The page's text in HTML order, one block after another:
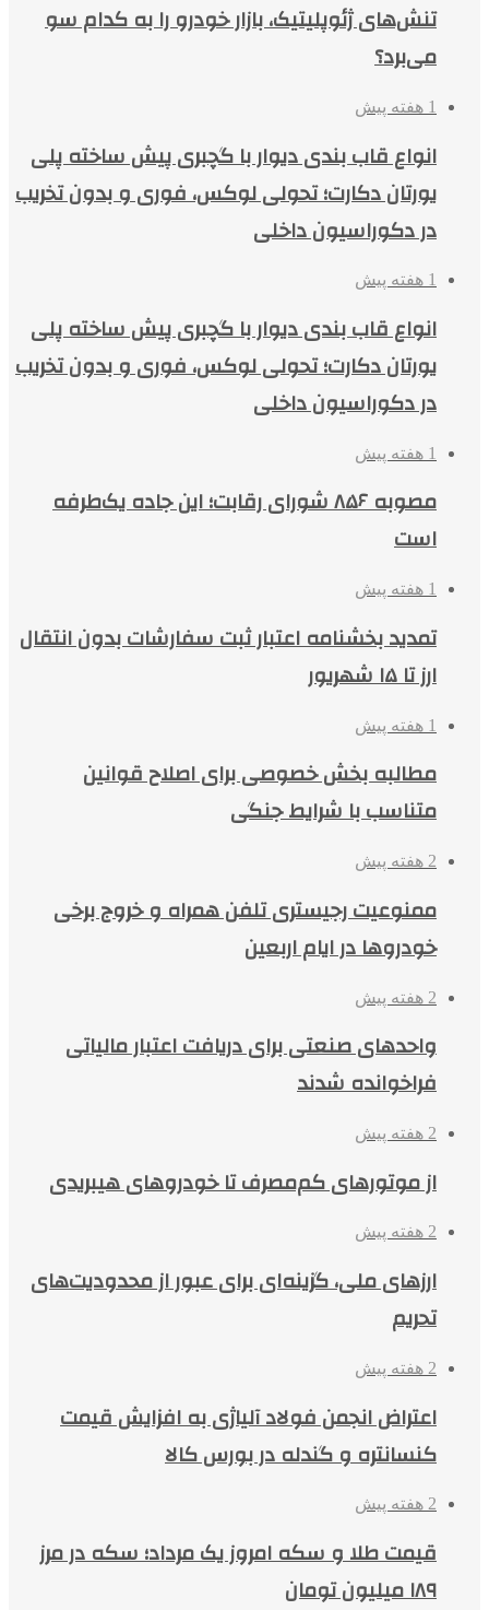
تنش‌های ژئوپلیتیک، بازار خودرو را به کدام سو
می‌برد؟
1 هفته پیش
انواع قاب بندی دیوار با گچبری پیش ساخته پلی
یورتان دکارت؛ تحولی لوکس، فوری و بدون تخریب
در دکوراسیون داخلی
1 هفته پیش
انواع قاب بندی دیوار با گچبری پیش ساخته پلی
یورتان دکارت؛ تحولی لوکس، فوری و بدون تخریب
در دکوراسیون داخلی
1 هفته پیش
مصوبه ۸۵۶ شورای رقابت؛ این جاده یک‌طرفه
است
1 هفته پیش
تمدید بخشنامه اعتبار ثبت سفارشات بدون انتقال
ارز تا ۱۵ شهریور
1 هفته پیش
مطالبه بخش خصوصی برای اصلاح قوانین
متناسب با شرایط جنگی
2 هفته پیش
ممنوعیت رجیستری تلفن همراه و خروج برخی
خودروها در ایام اربعین
2 هفته پیش
واحدهای صنعتی برای دریافت اعتبار مالیاتی
فراخوانده شدند
2 هفته پیش
از موتورهای کم‌مصرف تا خودروهای هیبریدی
2 هفته پیش
ارزهای ملی، گزینه‌ای برای عبور از محدودیت‌های
تحریم
2 هفته پیش
اعتراض انجمن فولاد آلیاژی به افزایش قیمت
کنسانتره و گندله در بورس کالا
2 هفته پیش
قیمت طلا و سکه امروز یک مرداد؛ سکه در مرز
۱۸۹ میلیون تومان